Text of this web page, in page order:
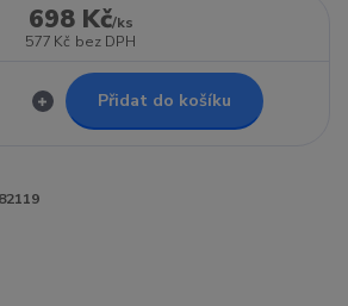
698 Kč/ks
577 Kč bez DPH
Přidat do košíku